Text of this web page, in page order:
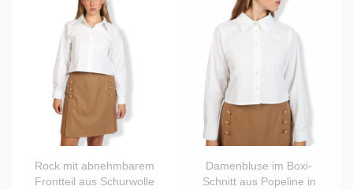
Rock mit abnehmbarem
Frontteil aus Schurwolle
Damenbluse im Boxi-
Schnitt aus Popeline in